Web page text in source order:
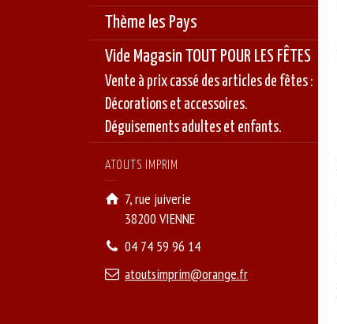
Thème les Pays
Vide Magasin TOUT POUR LES FÊTES
Vente à prix cassé des articles de fêtes :
Décorations et accessoires.
Déguisements adultes et enfants.
ATOUTS IMPRIM
7, rue juiverie
38200 VIENNE
04 74 59 96 14
atoutsimprim@orange.fr